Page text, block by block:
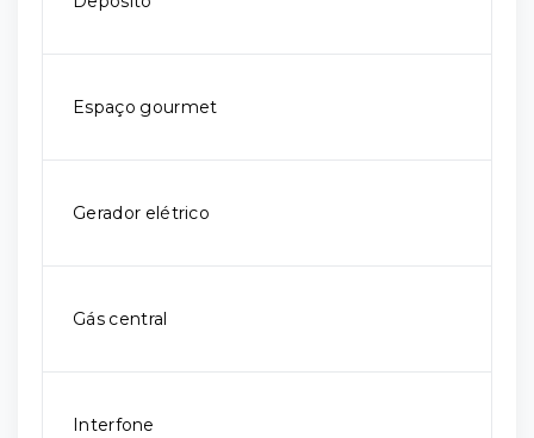
Espaço gourmet
Gerador elétrico
Gás central
Interfone